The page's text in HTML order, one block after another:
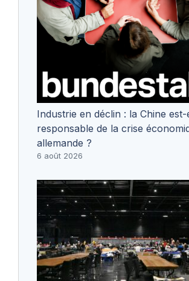
Industrie en déclin : la Chine est-
responsable de la crise
allemande ?
6 août 2026